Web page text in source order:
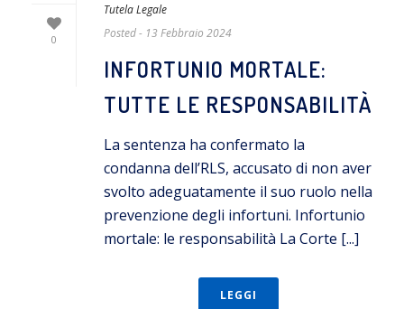
0
Tutela Legale
Posted- 13 Febbraio 2024
INFORTUNIO MORTALE:
TUTTE LE RESPONSABILITÀ
La sentenza ha confermato la
condanna dell’RLS, accusato di non aver
svolto adeguatamente il suo ruolo nella
prevenzione degli infortuni. Infortunio
mortale: le responsabilità La Corte [...]
LEGGI